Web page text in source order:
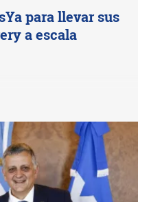
para llevar sus
a escala